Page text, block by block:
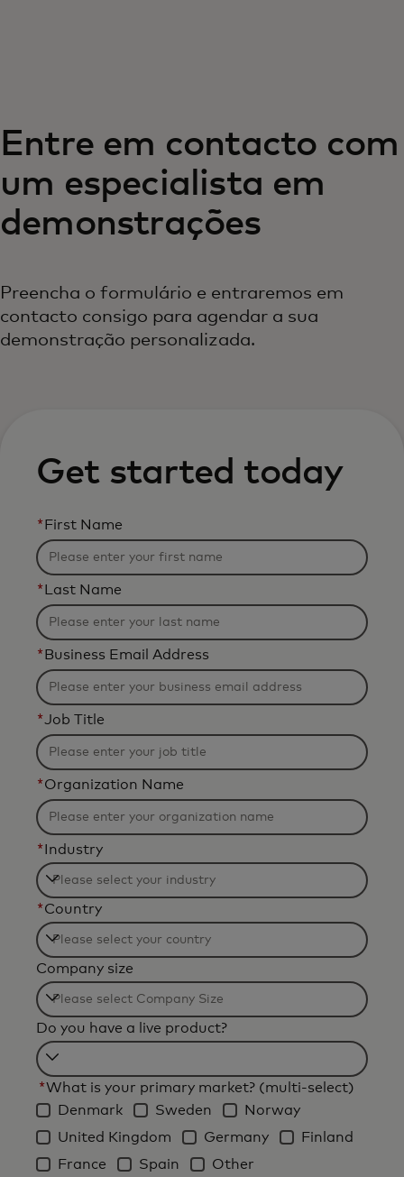
Para o mundo
Para inovadores
Entre em contacto com
um especialista em
demonstrações
Preencha o formulário e entraremos em
contacto consigo para agendar a sua
demonstração personalizada.
Get started today
* First Name
* Last Name
* Business Email Address
*Job Title
*Organization Name
* Industry
Filtering
will
be
applied
after
3
characters.
*Country
Filtering
will
be
applied
after
3
characters.
Company size
Filtering
will
be
applied
after
3
Do you have a live product?
Filtering
will
be
applied
after
*What is your primary market? (multi-select)
Denmark
Sweden
Norway
United Kingdom
Germany
Finland
France
Spain
Other